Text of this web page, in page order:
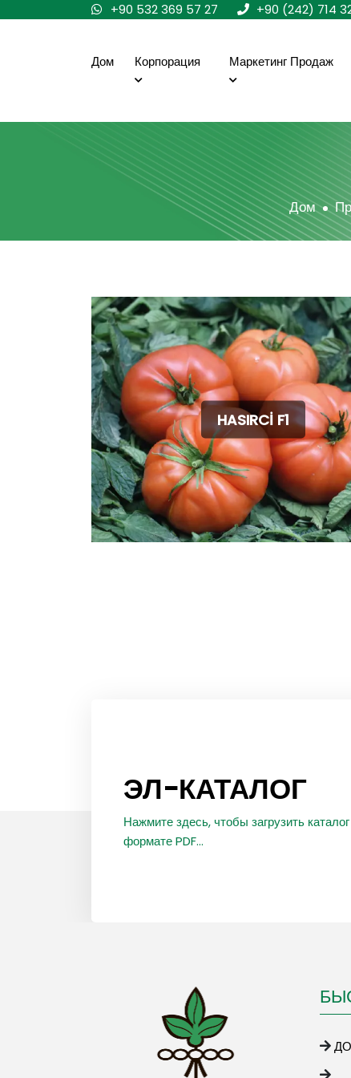
+90 532 369 57 27 +90 (242) 714
Дом Корпорация Маркетинг Продаж
Дом
HASIRCİ F1
ЭЛ-КАТАЛОГ
Нажмите здесь, чтобы загрузить
формате PDF...